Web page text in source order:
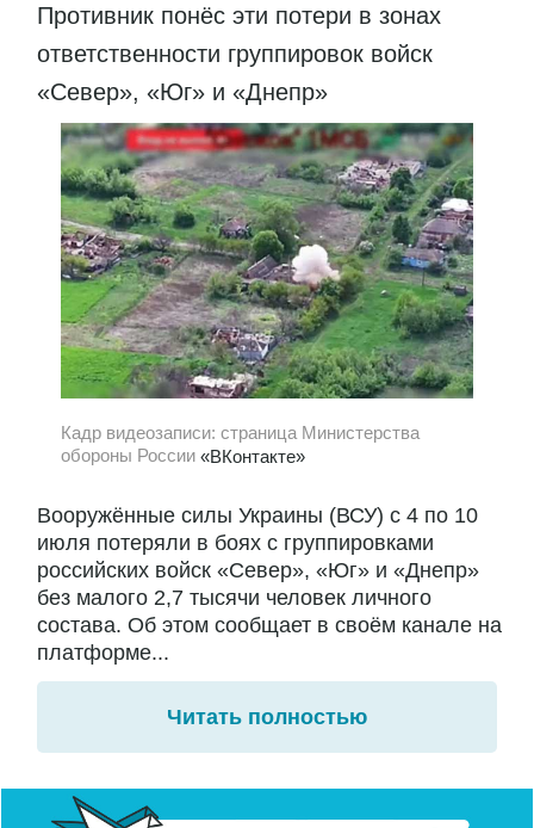
Противник понёс эти потери в зонах
ответственности группировок войск
«Север», «Юг» и «Днепр»
Кадр видеозаписи: страница Министерства
обороны России «ВКонтакте»
Вооружённые силы Украины (ВСУ) с 4 по 10
июля потеряли в боях с группировками
российских войск «Север», «Юг» и «Днепр»
без малого 2,7 тысячи человек личного
состава. Об этом сообщает в своём канале на
платформе...
Читать полностью